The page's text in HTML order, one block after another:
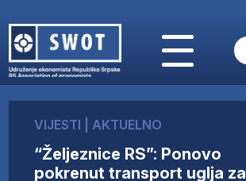
O NAMA
AKTUELNO
ANALIZE
VIJESTI AKTUELNO
“Željeznice RS”: Ponovo
pokrenut transport uglja za